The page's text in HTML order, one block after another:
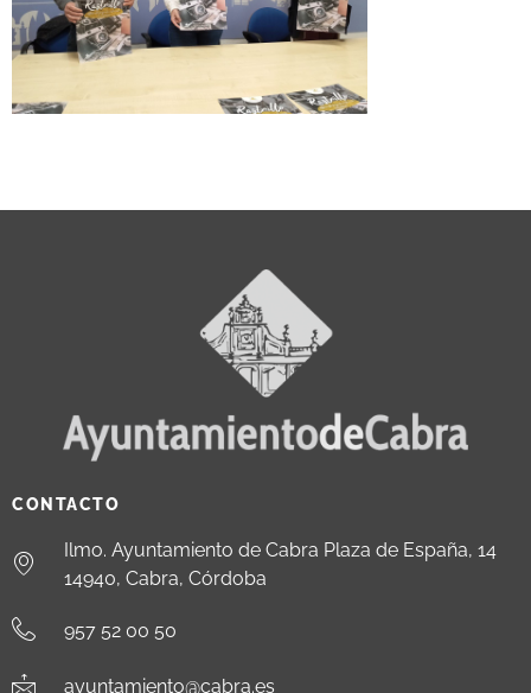
CONTACTO
Ilmo. Ayuntamiento de Cabra Plaza de España, 14
14940, Cabra, Córdoba
957 52 00 50
ayuntamiento@cabra.es